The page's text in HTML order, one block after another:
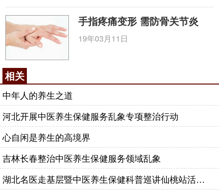
手指疼痛变形 需防骨关节炎
19年03月11日
相关
中年人的养生之道
河北开展中医养生保健服务乱象专项整治行动
心自闲是养生的高境界
吉林长春整治中医养生保健服务领域乱象
湖北名医走基层暨中医养生保健科普巡讲仙桃站活动拉开序幕